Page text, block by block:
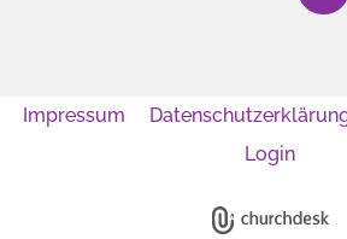
Impressum
Login